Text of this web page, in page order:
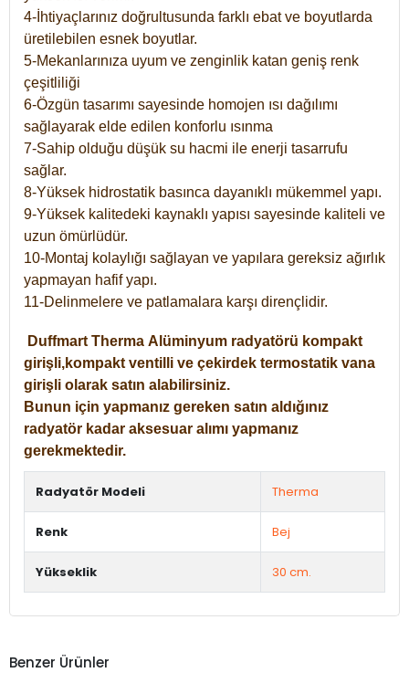
4-İhtiyaçlarınız doğrultusunda farklı ebat ve boyutlarda
üretilebilen esnek boyutlar.
5-Mekanlarınıza uyum ve zenginlik katan geniş renk
çeşitliliği
6-Özgün tasarımı sayesinde homojen ısı dağılımı
sağlayarak elde edilen konforlu ısınma
7-Sahip olduğu düşük su hacmi ile enerji tasarrufu
sağlar.
8-Yüksek hidrostatik basınca dayanıklı mükemmel yapı.
9-Yüksek kalitedeki kaynaklı yapısı sayesinde kaliteli ve
uzun ömürlüdür.
10-Montaj kolaylığı sağlayan ve yapılara gereksiz ağırlık
yapmayan hafif yapı.
11-Delinmelere ve patlamalara karşı dirençlidir.
Duffmart Therma Alüminyum radyatörü kompakt
girişli,kompakt ventilli ve çekirdek termostatik vana
girişli olarak satın alabilirsiniz.
Bunun için yapmanız gereken satın aldığınız
radyatör kadar aksesuar alımı yapmanız
gerekmektedir.
Radyatör Modeli Therma
Renk Bej
Yükseklik 30 cm.
Benzer Ürünler